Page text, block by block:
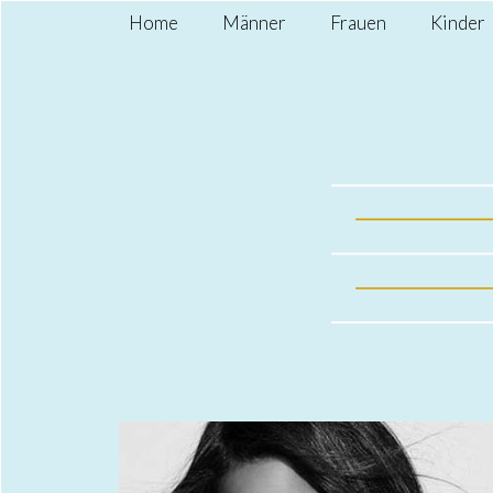
Home Männer Frauen Kinder